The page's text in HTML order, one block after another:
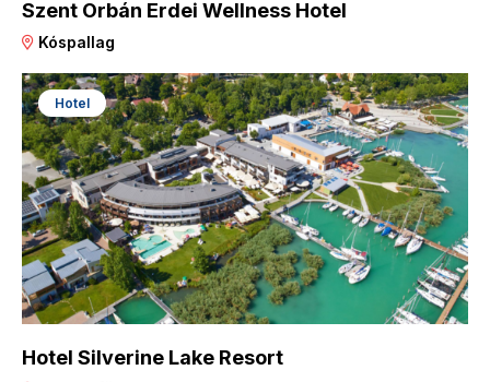
Szent Orbán Erdei Wellness Hotel
Kóspallag
Hotel
Hotel Silverine Lake Resort